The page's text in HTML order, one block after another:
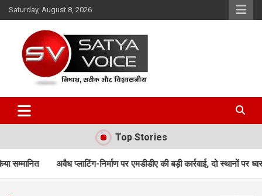
Skip
to
Saturday, August 8, 2026
Satya Voice
Top Stories
निर्माण पर एमडीडीए की बड़ी कार्रवाई, दो स्थानों पर ध्वस्तीकरण; मसूरी मार्ग पर